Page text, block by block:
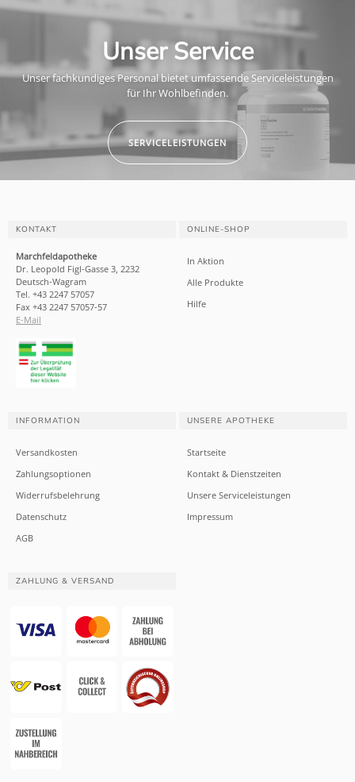
Unser Service
Unser fachkundiges Personal bietet umfassende Serviceleistungen
für Ihr Wohlbefinden.
SERVICELEISTUNGEN
KONTAKT
Marchfeldapotheke
Dr. Leopold Figl-Gasse 3, 2232
Deutsch-Wagram
Tel. +43 2247 57057
Fax +43 2247 57057-57
E-Mail
ONLINE-SHOP
In Aktion
Alle Produkte
Hilfe
INFORMATION
Versandkosten
Zahlungsoptionen
Widerrufsbelehrung
Datenschutz
AGB
UNSERE APOTHEKE
Startseite
Kontakt & Dienstzeiten
Unsere Serviceleistungen
Impressum
ZAHLUNG & VERSAND